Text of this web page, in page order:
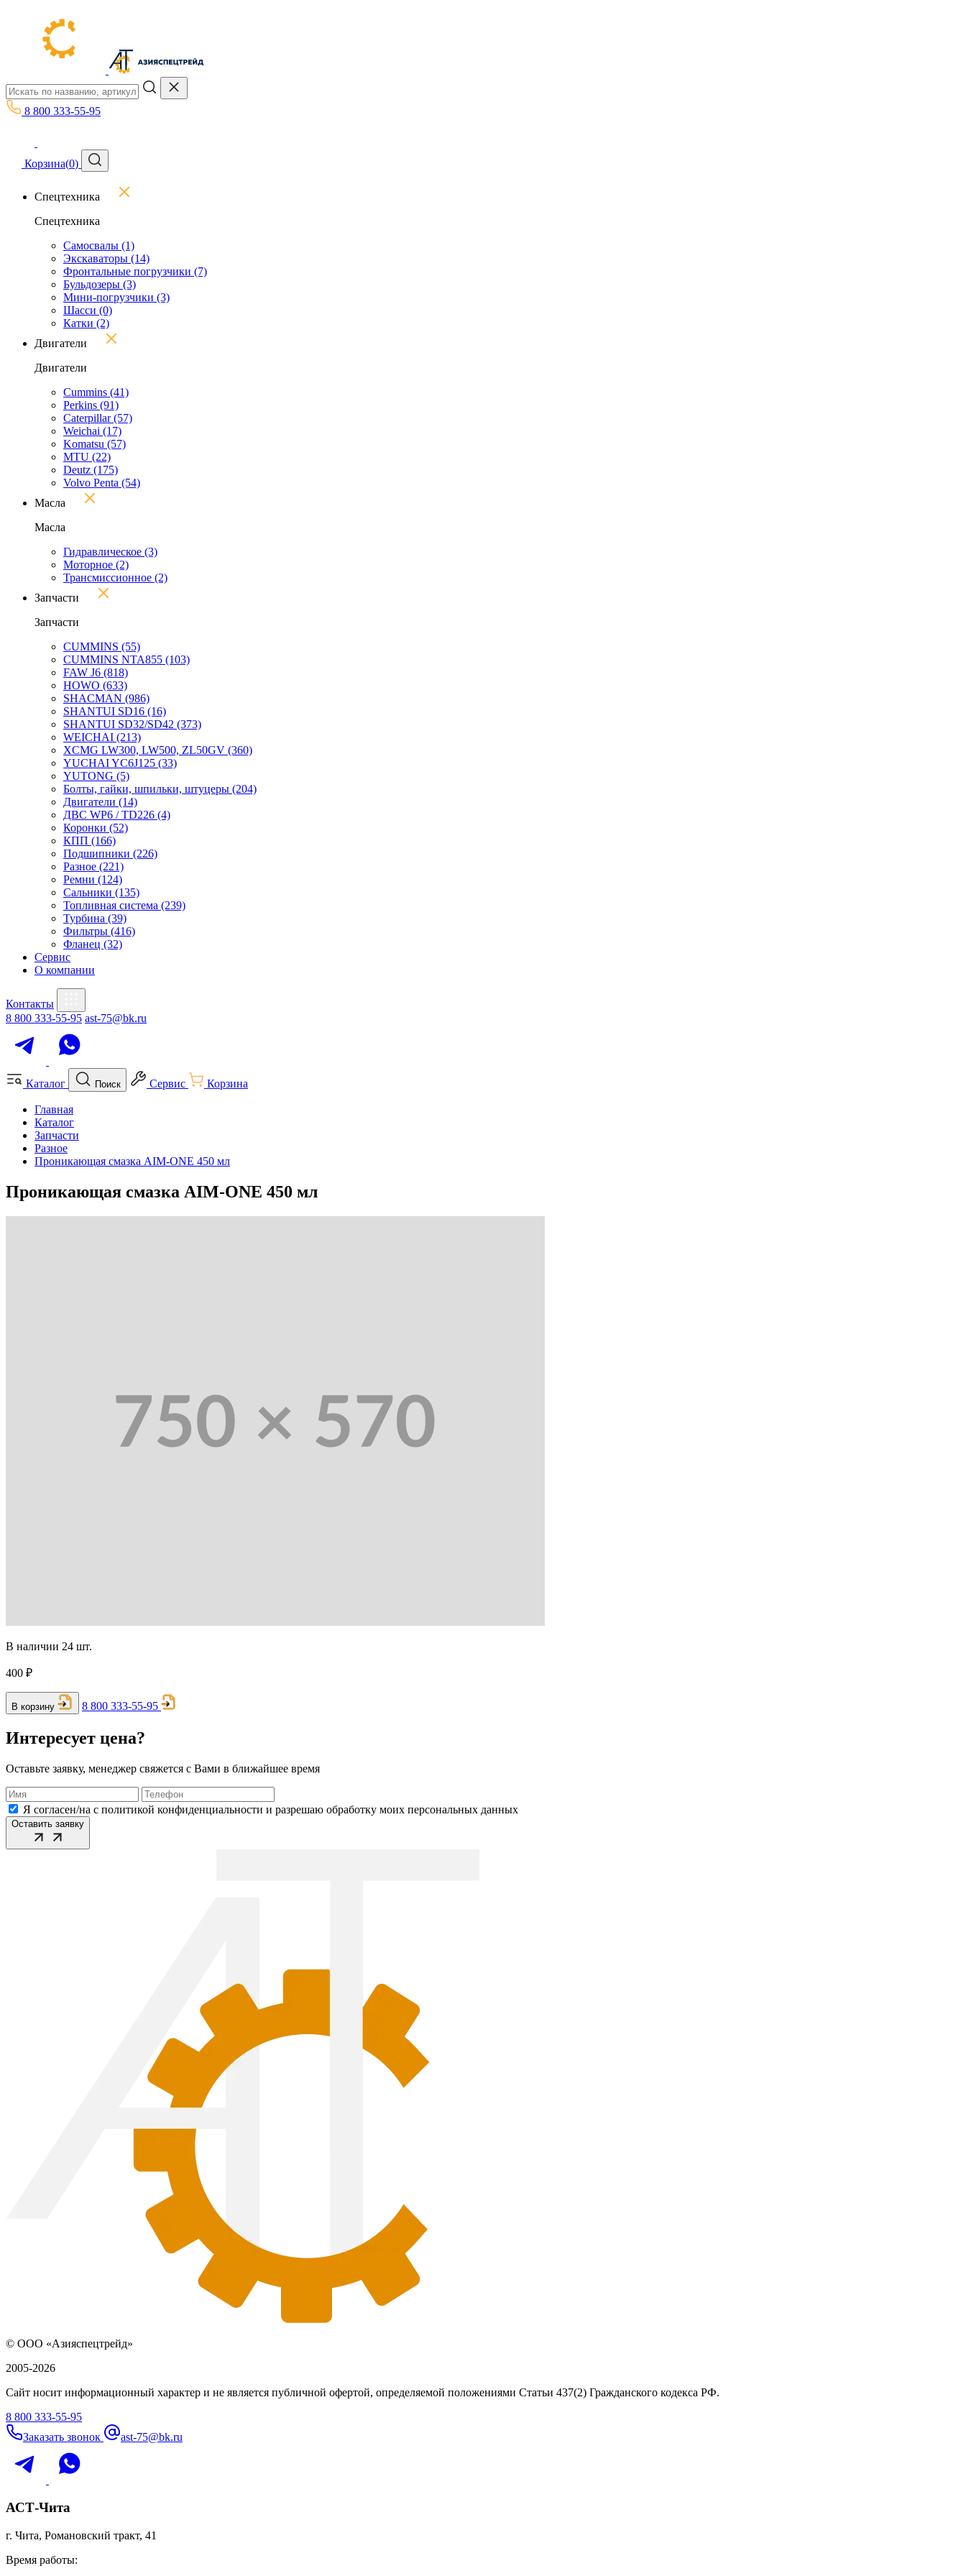
8 800 333-55-95
Корзина(0)
Спецтехника
Спецтехника
Самосвалы (1)
Экскаваторы (14)
Фронтальные погрузчики (7)
Бульдозеры (3)
Мини-погрузчики (3)
Шасси (0)
Катки (2)
Двигатели
Двигатели
Cummins (41)
Perkins (91)
Caterpillar(57)
Weichai (17)
Komatsu (57)
MTU (22)
Deutz (175)
Volvo Penta (54)
Масла
Масла
Гидравлическое (3)
Моторное (2)
Трансмиссионное (2)
Запчасти
Запчасти
CUMMINS (55)
CUMMINS NTA855 (103)
FAW J6 (818)
HOWO (633)
SHACMAN (986)
SHANTUI SD16 (16)
SHANTUI SD32/SD42 (373)
WEICHAI (213)
XCMG LW300, LW500, ZL50GV (360)
YUCHAI YC6J125 (33)
YUTONG (5)
Болты, гайки, шпильки, штуцеры (204)
Двигатели (14)
ДВС WP6 / TD226 (4)
Коронки (52)
КПП (166)
Подшипники (226)
Разное (221)
Ремни (124)
Сальники (135)
Топливная система (239)
Турбина (39)
Фильтры (416)
Фланец (32)
Сервис
О компании
Контакты
8 800 333-55-95 ast-75@bk.ru
Каталог Поиск Сервис Корзина
Главная
Каталог
Запчасти
Разное
Проникающая смазка AIM-ONE 450 мл
Проникающая смазка AIM-ONE 450 мл
В наличии 24 шт.
400 ₽
В корзину 8 800 333-55-95
Интересует цена?
Оставьте заявку, менеджер свяжется с Вами в ближайшее время
Я согласен/на с политикой конфиденциальности и разрешаю обработку моих персональных данных
Оставить заявку
© ООО «Азияспецтрейд»
2005-2026
Сайт носит информационный характер и не является публичной офертой, определяемой положениями Статьи 437(2) Гражданского кодекса РФ.
8 800 333-55-95
Заказать звонок
ast-75@bk.ru
АСТ-Чита
г. Чита, Романовский тракт, 41
Время работы: